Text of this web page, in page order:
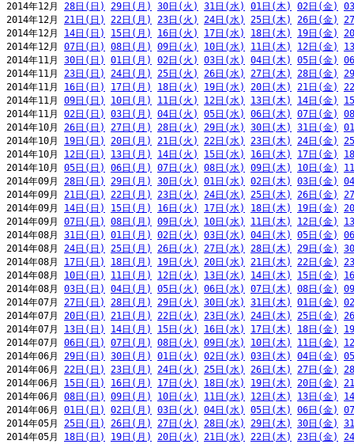
2014年12月 28日(日) 29日(月) 30日(火) 31日(水) 01日(木) 02日(金)
2014年12月 21日(日) 22日(月) 23日(火) 24日(水) 25日(木) 26日(金)
2014年12月 14日(日) 15日(月) 16日(火) 17日(水) 18日(木) 19日(金)
2014年12月 07日(日) 08日(月) 09日(火) 10日(水) 11日(木) 12日(金)
2014年11月 30日(日) 01日(月) 02日(火) 03日(水) 04日(木) 05日(金)
2014年11月 23日(日) 24日(月) 25日(火) 26日(水) 27日(木) 28日(金)
2014年11月 16日(日) 17日(月) 18日(火) 19日(水) 20日(木) 21日(金)
2014年11月 09日(日) 10日(月) 11日(火) 12日(水) 13日(木) 14日(金)
2014年11月 02日(日) 03日(月) 04日(火) 05日(水) 06日(木) 07日(金)
2014年10月 26日(日) 27日(月) 28日(火) 29日(水) 30日(木) 31日(金)
2014年10月 19日(日) 20日(月) 21日(火) 22日(水) 23日(木) 24日(金)
2014年10月 12日(日) 13日(月) 14日(火) 15日(水) 16日(木) 17日(金)
2014年10月 05日(日) 06日(月) 07日(火) 08日(水) 09日(木) 10日(金)
2014年09月 28日(日) 29日(月) 30日(火) 01日(水) 02日(木) 03日(金)
2014年09月 21日(日) 22日(月) 23日(火) 24日(水) 25日(木) 26日(金)
2014年09月 14日(日) 15日(月) 16日(火) 17日(水) 18日(木) 19日(金)
2014年09月 07日(日) 08日(月) 09日(火) 10日(水) 11日(木) 12日(金)
2014年08月 31日(日) 01日(月) 02日(火) 03日(水) 04日(木) 05日(金)
2014年08月 24日(日) 25日(月) 26日(火) 27日(水) 28日(木) 29日(金)
2014年08月 17日(日) 18日(月) 19日(火) 20日(水) 21日(木) 22日(金)
2014年08月 10日(日) 11日(月) 12日(火) 13日(水) 14日(木) 15日(金)
2014年08月 03日(日) 04日(月) 05日(火) 06日(水) 07日(木) 08日(金)
2014年07月 27日(日) 28日(月) 29日(火) 30日(水) 31日(木) 01日(金)
2014年07月 20日(日) 21日(月) 22日(火) 23日(水) 24日(木) 25日(金)
2014年07月 13日(日) 14日(月) 15日(火) 16日(水) 17日(木) 18日(金)
2014年07月 06日(日) 07日(月) 08日(火) 09日(水) 10日(木) 11日(金)
2014年06月 29日(日) 30日(月) 01日(火) 02日(水) 03日(木) 04日(金)
2014年06月 22日(日) 23日(月) 24日(火) 25日(水) 26日(木) 27日(金)
2014年06月 15日(日) 16日(月) 17日(火) 18日(水) 19日(木) 20日(金)
2014年06月 08日(日) 09日(月) 10日(火) 11日(水) 12日(木) 13日(金)
2014年06月 01日(日) 02日(月) 03日(火) 04日(水) 05日(木) 06日(金)
2014年05月 25日(日) 26日(月) 27日(火) 28日(水) 29日(木) 30日(金)
2014年05月 18日(日) 19日(月) 20日(火) 21日(水) 22日(木) 23日(金)